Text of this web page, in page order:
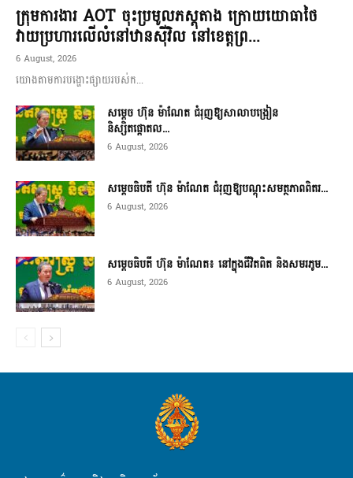
ក្រុមការងារ AOT ចុះប្រមូលភស្តុតាង ក្រោយយោធាថៃ
វាយប្រហារលើលំនៅឋានស៊ីវិល នៅខេត្តព្រ...
6 August, 2026
យោងតាមការបង្ហោះផ្សាយរបស់ក...
សម្តេច ហ៊ុន ម៉ាណែត ជំរុញឱ្យសាលាបង្រៀន
និស្សិតផ្តោតល...
6 August, 2026
សម្តេចធិបតី ហ៊ុន ម៉ាណែត ជំរុញឱ្យបណ្តុះសមត្ថភាពពិតរ...
6 August, 2026
សម្តេចធិបតី ហ៊ុន ម៉ាណែត៖ នៅក្នុងជីវិតពិត និងសមរភូម...
6 August, 2026